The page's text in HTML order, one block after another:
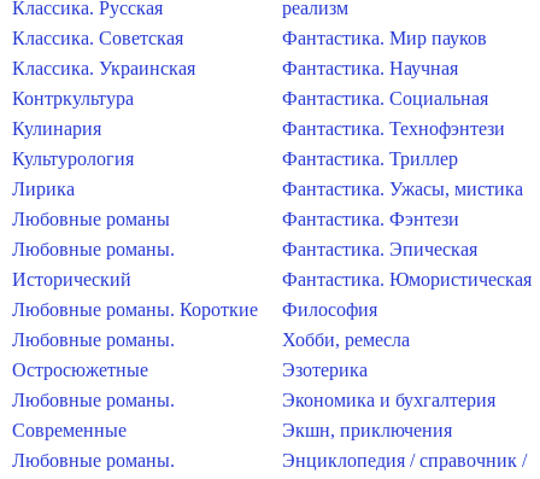
Классика. Русская
Классика. Советская
Классика. Украинская
Контркультура
Кулинария
Культурология
Лирика
Любовные романы
Любовные романы.
Исторический
Любовные романы. Короткие
Любовные романы.
Остросюжетные
Любовные романы.
Современные
Любовные романы.
реализм
Фантастика. Мир пауков
Фантастика. Научная
Фантастика. Социальная
Фантастика. Технофэнтези
Фантастика. Триллер
Фантастика. Ужасы, мистика
Фантастика. Фэнтези
Фантастика. Эпическая
Фантастика. Юмористическая
Философия
Хобби, ремесла
Эзотерика
Экономика и бухгалтерия
Экшн, приключения
Энциклопедия / справочник /